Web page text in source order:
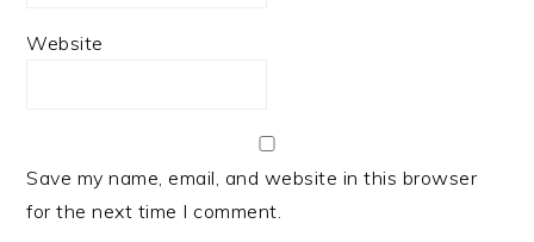
Website
Save my name, email, and website in this browser
for the next time I comment.